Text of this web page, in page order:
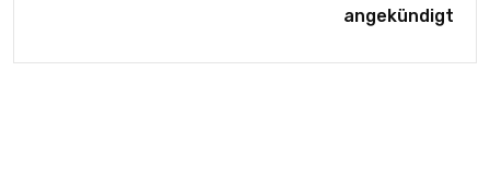
angekündigt